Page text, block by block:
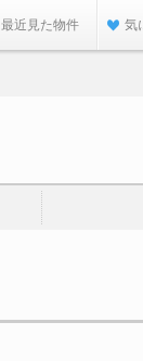
最近見た物件 気